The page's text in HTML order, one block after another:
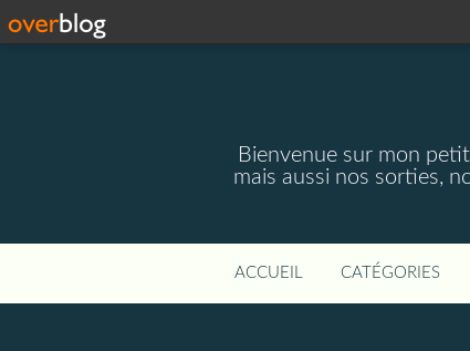
Bienvenue sur mon
mais aussi nos sorties,
ACCUEIL CATÉGORIES